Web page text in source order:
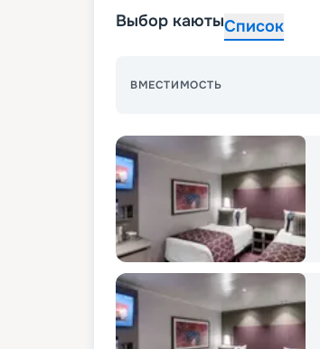
Выбор каютыСписок
ВМЕСТИМОСТЬ